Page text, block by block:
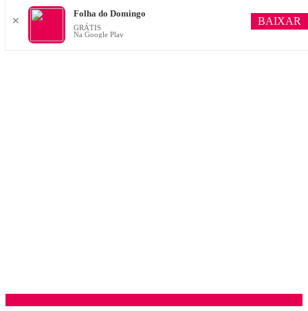
✕
Folha do Domingo
GRÁTIS
Na Google Play
BAIXAR